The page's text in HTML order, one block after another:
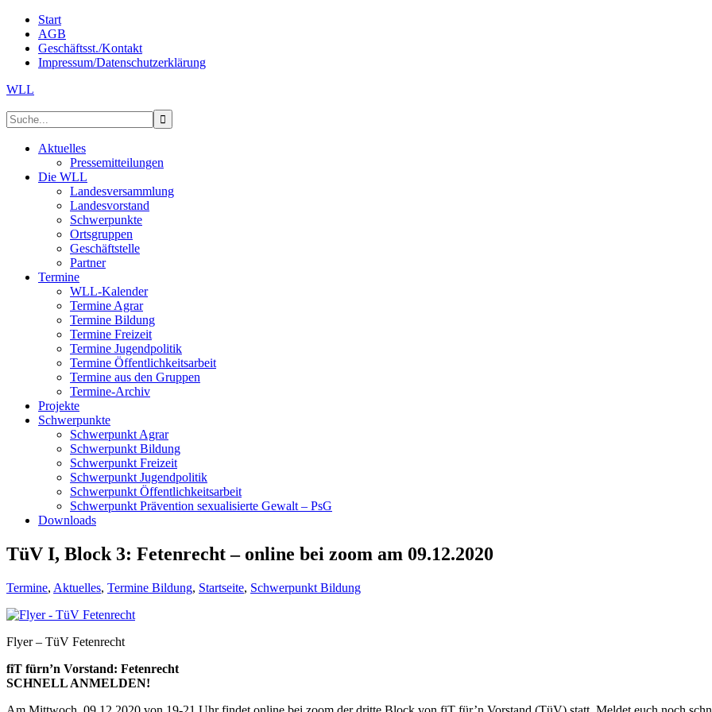
Start
AGB
Geschäftsst./Kontakt
Impressum/Datenschutzerklärung
WLL
Aktuelles
Pressemitteilungen
Die WLL
Landesversammlung
Landesvorstand
Schwerpunkte
Ortsgruppen
Geschäftstelle
Partner
Termine
WLL-Kalender
Termine Agrar
Termine Bildung
Termine Freizeit
Termine Jugendpolitik
Termine Öffentlichkeitsarbeit
Termine aus den Gruppen
Termine-Archiv
Projekte
Schwerpunkte
Schwerpunkt Agrar
Schwerpunkt Bildung
Schwerpunkt Freizeit
Schwerpunkt Jugendpolitik
Schwerpunkt Öffentlichkeitsarbeit
Schwerpunkt Prävention sexualisierte Gewalt – PsG
Downloads
TüV I, Block 3: Fetenrecht – online bei zoom am 09.12.2020
Termine, Aktuelles, Termine Bildung, Startseite, Schwerpunkt Bildung
Flyer – TüV Fetenrecht
fiT fürn’n Vorstand: Fetenrecht
SCHNELL ANMELDEN!